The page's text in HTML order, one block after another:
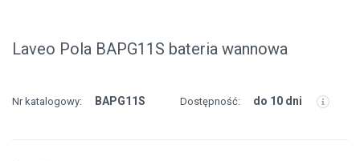
Laveo Pola BAPG11S bateria wannowa
Nr katalogowy: BAPG11S Dostępność: do 10 dni